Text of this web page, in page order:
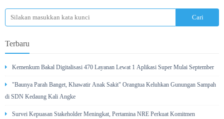
Terbaru
Kemenkum Bakal Digitalisasi 470 Layanan Lewat 1 Aplikasi Super Mulai September
"Baunya Parah Banget, Khawatir Anak Sakit" Orangtua Keluhkan Gunungan Sampah
di SDN Kedaung Kali Angke
Survei Kepuasan Stakeholder Meningkat, Pertamina NRE Perkuat Komitmen